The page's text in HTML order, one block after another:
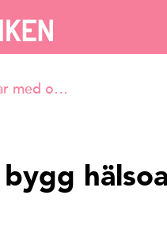
med o…
bygg